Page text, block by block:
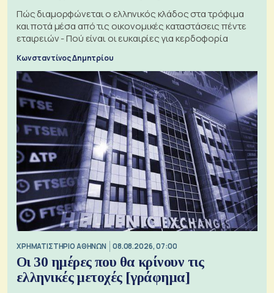
Πώς διαμορφώνεται ο ελληνικός κλάδος στα τρόφιμα
και ποτά μέσα από τις οικονομικές καταστάσεις πέντε
εταιρειών - Πού είναι οι ευκαιρίες για κερδοφορία
Κωνσταντίνος Δημητρίου
XΡΗΜΑΤΙΣΤΗΡΙΟ ΑΘΗΝΩΝ 08.08.2026, 07:00
Οι 30 ημέρες που θα κρίνουν τις
ελληνικές μετοχές [γράφημα]